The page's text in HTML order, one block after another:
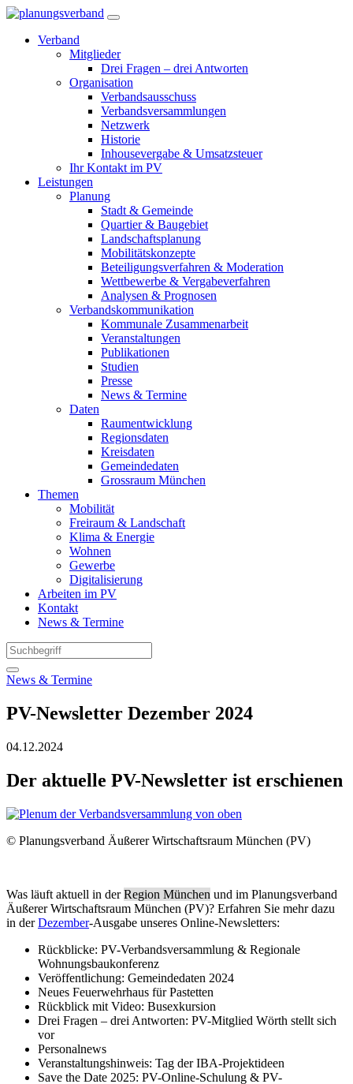
Verband
Mitglieder
Drei Fragen – drei Antworten
Organisation
Verbandsausschuss
Verbandsversammlungen
Netzwerk
Historie
Inhousevergabe & Umsatzsteuer
Ihr Kontakt im PV
Leistungen
Planung
Stadt & Gemeinde
Quartier & Baugebiet
Landschaftsplanung
Mobilitätskonzepte
Beteiligungsverfahren & Moderation
Wettbewerbe & Vergabeverfahren
Analysen & Prognosen
Verbandskommunikation
Kommunale Zusammenarbeit
Veranstaltungen
Publikationen
Studien
Presse
News & Termine
Daten
Raumentwicklung
Regionsdaten
Kreisdaten
Gemeindedaten
Grossraum München
Themen
Mobilität
Freiraum & Landschaft
Klima & Energie
Wohnen
Gewerbe
Digitalisierung
Arbeiten im PV
Kontakt
News & Termine
News & Termine
PV-Newsletter Dezember 2024
04.12.2024
Der aktuelle PV-Newsletter ist erschienen
© Planungsverband Äußerer Wirtschaftsraum München (PV)
Was läuft aktuell in derRegion München und im Planungsverband
Äußerer Wirtschaftsraum München (PV)? Erfahren Sie mehr dazu
in derDezember-Ausgabe unseres Online-Newsletters:
Rückblicke: PV-Verbandsversammlung & Regionale
Wohnungsbaukonferenz
Veröffentlichung: Gemeindedaten 2024
Neues Feuerwehrhaus für Pastetten
Rückblick mit Video: Busexkursion
Drei Fragen – drei Antworten: PV-Mitglied Wörth stellt sich
vor
Personalnews
Veranstaltungshinweis: Tag der IBA-Projektideen
Save the Date 2025: PV-Online-Schulung & PV-